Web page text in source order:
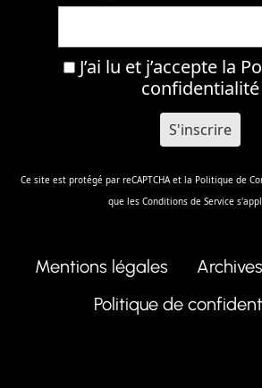
J’ai lu et j’accepte la
confidentialité
Ce site est protégé par reCAPTCHA et la Politique de
que les Conditions de Service
Mentions légales Archives
Politique de